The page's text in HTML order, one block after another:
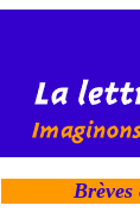
Brèves